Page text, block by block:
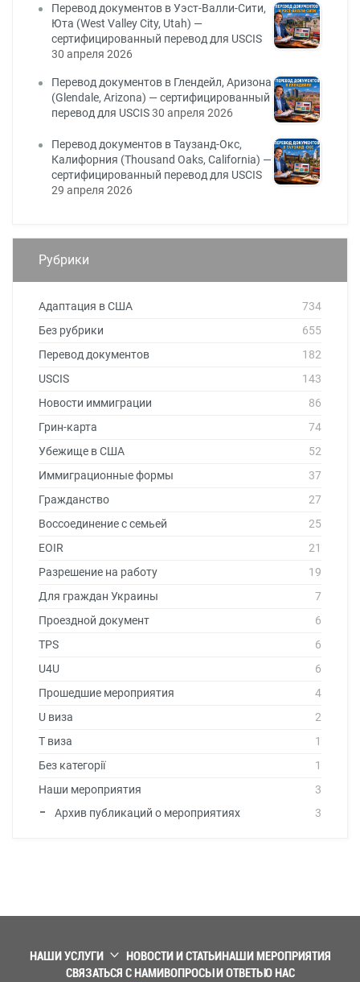
Перевод документов в Уэст-Валли-Сити,
Юта (West Valley City, Utah) —
сертифицированный перевод для USCIS
30 апреля 2026
Перевод документов в Глендейл, Аризона
(Glendale, Arizona) — сертифицированный
перевод для USCIS30 апреля 2026
Перевод документов в Таузанд-Окс,
Калифорния (Thousand Oaks, California) —
сертифицированный перевод для USCIS
29 апреля 2026
Рубрики
Адаптация в США
734
Без рубрики
655
Перевод документов
182
USCIS
143
Новости иммиграции
86
Грин-карта
74
Убежище в США
52
Иммиграционные формы
37
Гражданство
27
Воссоединение с семьей
25
EOIR
21
Разрешение на работу
19
Для граждан Украины
7
Проездной документ
6
TPS
6
U4U
6
Прошедшие мероприятия
4
U виза
2
T виза
1
Без категорії
1
Наши мероприятия
3
Архив публикаций о мероприятиях
3
НАШИ УСЛУГИ НОВОСТИ И СТАТЬИНАШИ МЕРОПРИЯТИЯ
СВЯЗАТЬСЯ С НАМИВОПРОСЫ И ОТВЕТЫО НАС